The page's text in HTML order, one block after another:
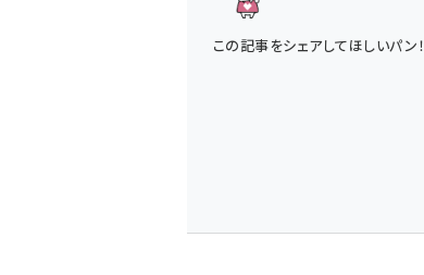
この記事をシェアしてほしいパン！